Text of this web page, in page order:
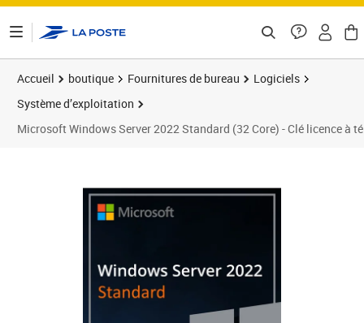
Accueil boutique Fournitures de bureau
Logiciels
Système d’exploitation
Microsoft Windows Server 2022 Standard (32 Core) - Clé licence à